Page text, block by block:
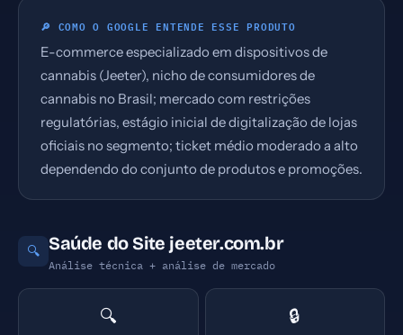
🔎 COMO O GOOGLE ENTENDE ESSE PRODUTO
E-commerce especializado em dispositivos de
cannabis (Jeeter), nicho de consumidores de
cannabis no Brasil; mercado com restrições
regulatórias, estágio inicial de digitalização de lojas
oficiais no segmento; ticket médio moderado a alto
dependendo do conjunto de produtos e promoções.
🔍 Saúde do Site jeeter.com.br
Análise técnica + análise de mercado
🔍 🔒